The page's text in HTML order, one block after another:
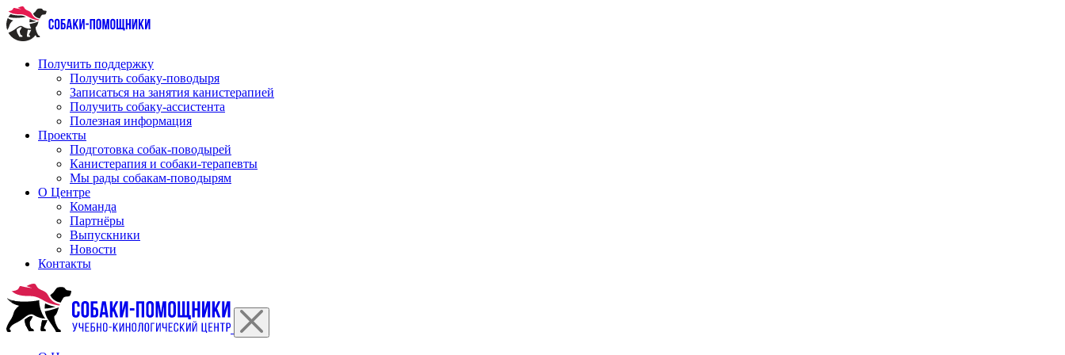
Перейти
к
содержимому
Получить поддержку
Получить собаку-поводыря
Записаться на занятия канистерапией
Получить собаку-ассистента
Полезная информация
Проекты
Подготовка собак-поводырей
Канистерапия и собаки-терапевты
Мы рады собакам-поводырям
О Центре
Команда
Партнёры
Выпускники
Новости
Контакты